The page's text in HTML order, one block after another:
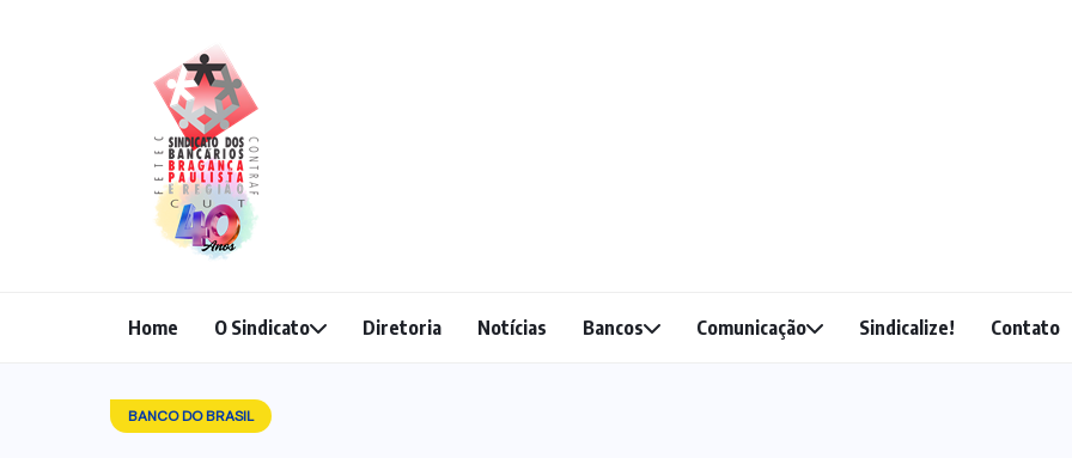
Home O Sindicato Diretoria Notícias Bancos Comunicação Sindicalize! Contato
BANCO DO BRASIL